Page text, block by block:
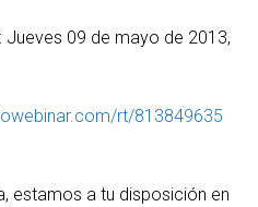
: Jueves 09 de mayo de 2013,
rt/813849635
estamos a tu disposición en